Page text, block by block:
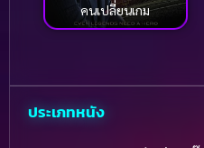
คนเปลี่ยนเกม
ประเภทหนัง